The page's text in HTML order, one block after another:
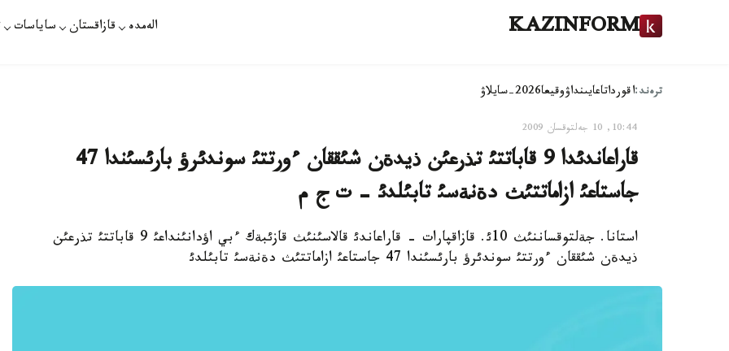
KAZINFORM الەمدە قازاقستان ساياسات
ترەند:اقورداتاعايىنداۋوقيعا2026-سايلاۋ
10:44, 10 جەلتوقسان 2009
قاراعاندئدا 9 قاباتتئ تذرعئن ذيدةن شئققان ءورتتئ سوندئرؤ بارئسئندا 47
جاستاعئ ازاماتتئث دةنةسئ تابئلدئ - ت ج م
استانا. جةلتوقساننئث 10ئ. قازاقپارات - قاراعاندئ قالاسئنئث قازئبةك ءبي اؤدانئنداعئ 9 قاباتتئ تذرعئن
ذيدةن شئققان ءورتتئ سوندئرؤ بارئسئندا 47 جاستاعئ ازاماتتئث دةنةسئ تابئلدئ